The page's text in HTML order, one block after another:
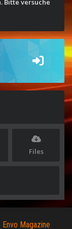
Bitte versuche
Files
Envo Magazine